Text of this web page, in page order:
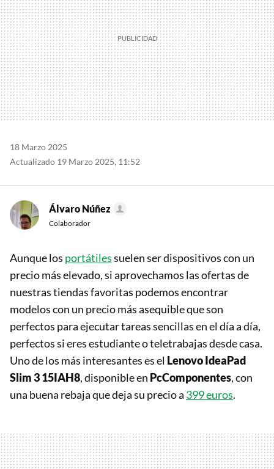
18 Marzo 2025
Actualizado 19 Marzo 2025, 11:52
Álvaro Núñez
Colaborador
Aunque los portátilessuelen ser dispositivos con un
precio más elevado, si aprovechamos las ofertas de
nuestras tiendas favoritas podemos encontrar
modelos con un precio más asequible que son
perfectos para ejecutar tareas sencillas en el día a día,
perfectos si eres estudiante o teletrabajas desde casa.
Uno de los más interesantes es el Lenovo IdeaPad
Slim 3 15IAH8, disponible en PcComponentes, con
una buena rebaja que deja su precio a 399 euros.